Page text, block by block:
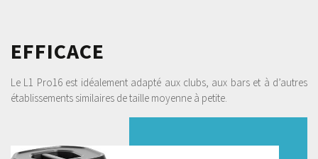
EFFICACE
Le L1 Pro16 est idéalement adapté aux clubs, aux bars et à d’autres
établissements similaires de taille moyenne à petite.